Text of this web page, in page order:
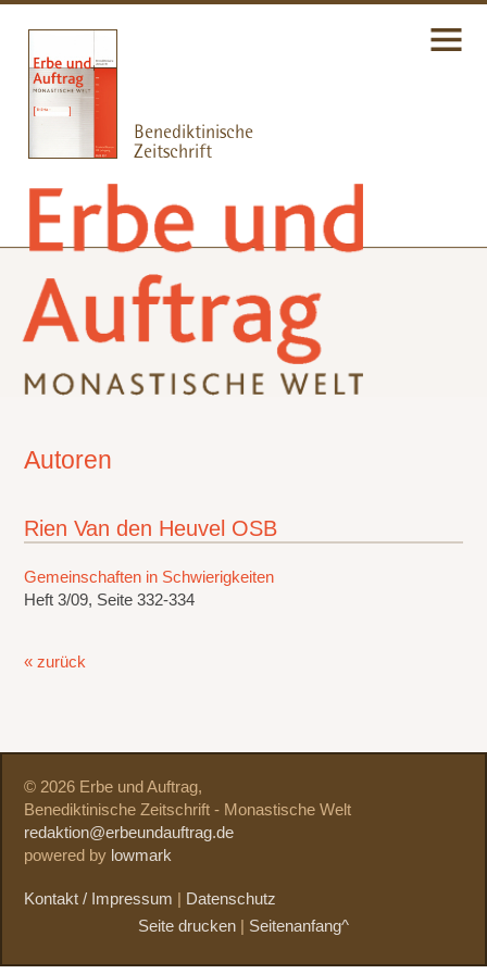
Autoren
Rien Van den Heuvel OSB
Gemeinschaften in Schwierigkeiten
Heft 3/09, Seite 332-334
« zurück
© 2026 Erbe und Auftrag,
Benediktinische Zeitschrift - Monastische Welt
redaktion@erbeundauftrag.de
powered by lowmark
Kontakt / Impressum
Datenschutz
Seite drucken
Seitenanfang^